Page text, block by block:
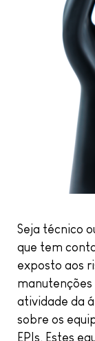
Seja técnico
que tem
exposto aos
atividade da
sobre os
EPIs. Estes